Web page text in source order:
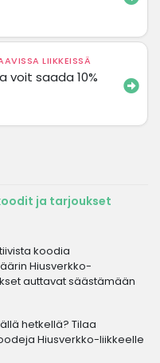
LIIKKEISSÄ
voit saada 10%
ja tarjoukset
koodia
Hiusverkko-
auttavat säästämään
hetkellä? Tilaa
Hiusverkko-liikkeelle